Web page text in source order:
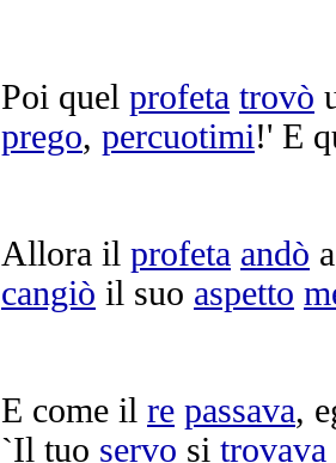
Poi quel profeta trovò
prego, percuotimi!' E
Allora il profeta andò
cangiò il suo aspetto
E come il re passava,
`Il tuo servo si trovava